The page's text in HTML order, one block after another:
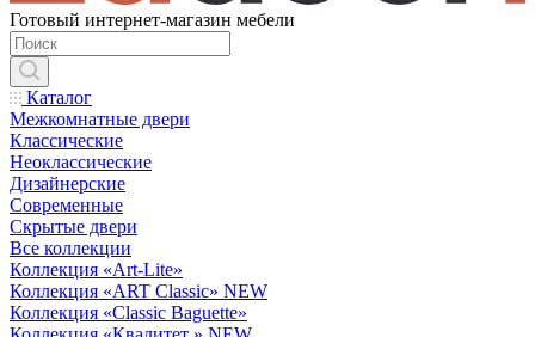
Готовый интернет-магазин мебели
Каталог
Межкомнатные двери
Классические
Неоклассические
Дизайнерские
Современные
Скрытые двери
Все коллекции
Коллекция «Art-Lite»
Коллекция «ART Classic» NEW
Коллекция «Classic Baguette»